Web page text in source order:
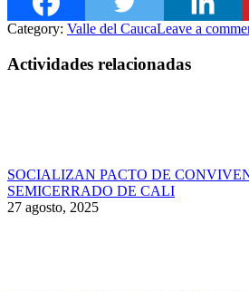
Category: Valle del CaucaLeave a
Actividades relacionadas
SOCIALIZAN PACTO DE
SEMICERRADO DE CALI
27 agosto, 2025